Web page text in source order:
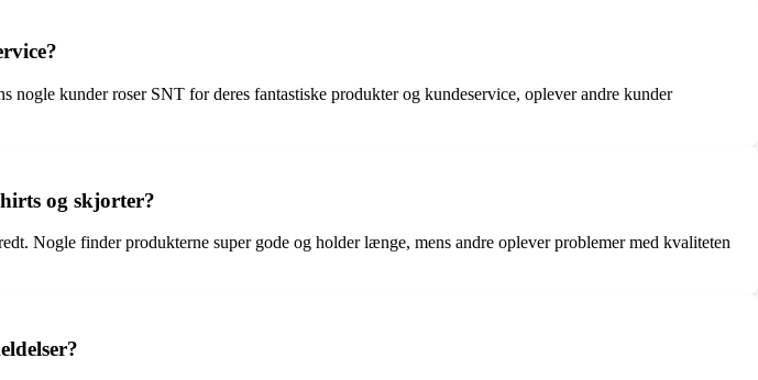
kunder roser SNT for deres fantastiske produkter og kundeservice, oplever andre kunder
og skjorter?
Nogle finder produkterne super gode og holder længe, mens andre oplever problemer med kvaliteten